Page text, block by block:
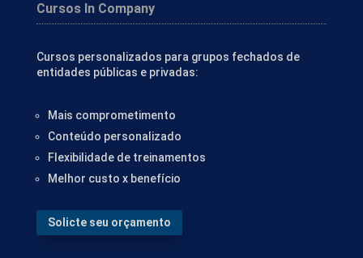
Cursos In Company
Cursos personalizados para grupos fechados de
entidades públicas e privadas:
Mais comprometimento
Conteúdo personalizado
Flexibilidade de treinamentos
Melhor custo x benefício
Solicte seu orçamento